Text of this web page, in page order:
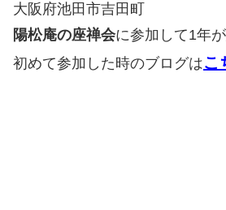
大阪府池田市吉田町
陽松庵の座禅会に参加して1年
初めて参加した時のブログはこ